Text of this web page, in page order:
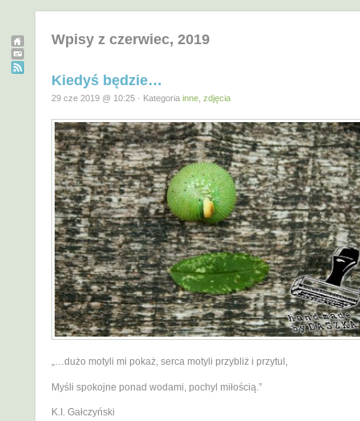
Wpisy z czerwiec, 2019
Kiedyś będzie…
29 cze 2019 @ 10:25 · Kategoria inne zdjęcia
„…dużo motyli mi pokaż, serca motyli przybliż i przytul,
Myśli spokojne ponad wodami, pochyl miłością.”
K.I. Gałczyński